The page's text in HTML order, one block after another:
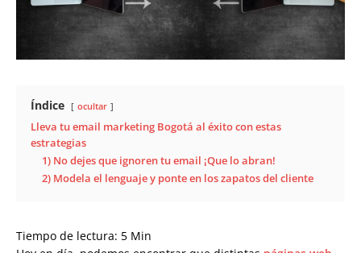
Índice ocultar
Lleva tu email marketing Bogotá al éxito con estas
estrategias
1) No dejes que ignoren tu email ¡Que lo abran!
2) Modela el lenguaje y ponte en los zapatos del cliente
Tiempo de lectura: 5 Min